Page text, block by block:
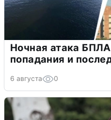
Ночная атака
попадания и
6 августа 0